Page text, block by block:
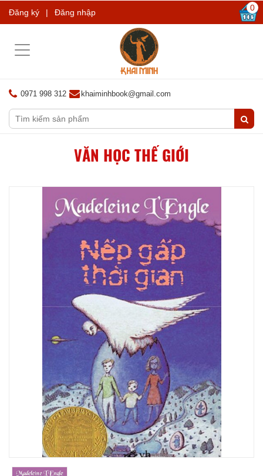
Đăng ký | Đăng nhập 0
Toggle
0971 998 312 khaiminhbook@gmail.com
VĂN HỌC THẾ GIỚI